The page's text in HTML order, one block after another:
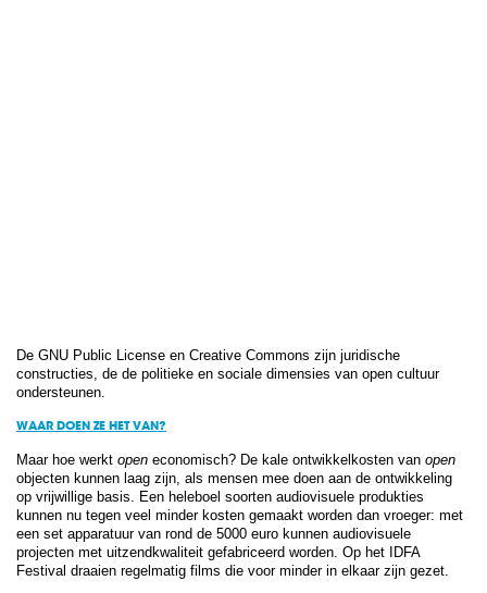
De GNU Public License en Creative Commons zijn juridische
constructies, de de politieke en sociale dimensies van open cultuur
ondersteunen.
WAAR DOEN ZE HET VAN?
Maar hoe werkt open economisch? De kale ontwikkelkosten van open
objecten kunnen laag zijn, als mensen mee doen aan de ontwikkeling
op vrijwillige basis. Een heleboel soorten audiovisuele produkties
kunnen nu tegen veel minder kosten gemaakt worden dan vroeger: met
een set apparatuur van rond de 5000 euro kunnen audiovisuele
projecten met uitzendkwaliteit gefabriceerd worden. Op het IDFA
Festival draaien regelmatig films die voor minder in elkaar zijn gezet.